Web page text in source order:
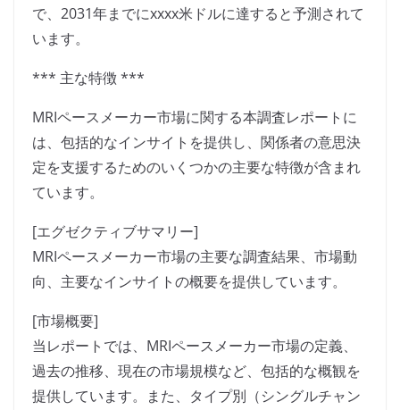
で、2031年までにxxxx米ドルに達すると予測されて
います。
*** 主な特徴 ***
MRIペースメーカー市場に関する本調査レポートに
は、包括的なインサイトを提供し、関係者の意思決
定を支援するためのいくつかの主要な特徴が含まれ
ています。
[エグゼクティブサマリー]
MRIペースメーカー市場の主要な調査結果、市場動
向、主要なインサイトの概要を提供しています。
[市場概要]
当レポートでは、MRIペースメーカー市場の定義、
過去の推移、現在の市場規模など、包括的な概観を
提供しています。また、タイプ別（シングルチャン